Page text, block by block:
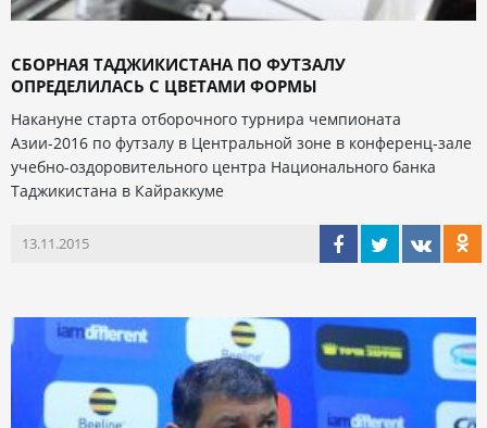
СБОРНАЯ ТАДЖИКИСТАНА ПО ФУТЗАЛУ
ОПРЕДЕЛИЛАСЬ С ЦВЕТАМИ ФОРМЫ
Накануне старта отборочного турнира чемпионата
Азии-2016 по футзалу в Центральной зоне в конференц-зале
учебно-оздоровительного центра Национального банка
Таджикистана в Кайраккуме
13.11.2015